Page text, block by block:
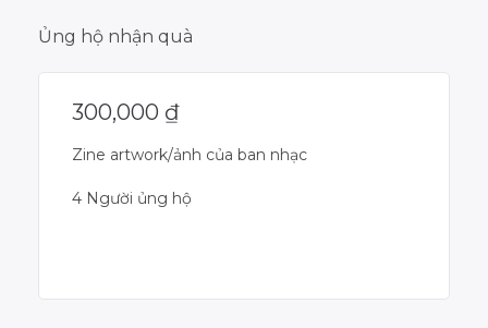
Ủng hộ nhận quà
300,000 ₫
Zine artwork/ảnh của ban nhạc
4 Người ủng hộ